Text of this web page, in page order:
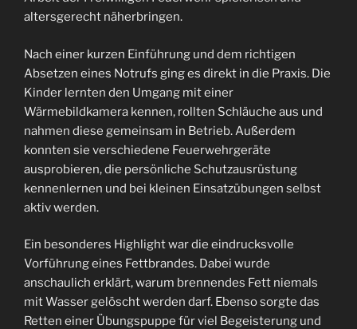
altersgerecht näherbringen.
Nach einer kurzen Einführung und dem richtigen
Absetzen eines Notrufs ging es direkt in die Praxis. Die
Kinder lernten den Umgang mit einer
Wärmebildkamera kennen, rollten Schläuche aus und
nahmen diese gemeinsam in Betrieb. Außerdem
konnten sie verschiedene Feuerwehrgeräte
ausprobieren, die persönliche Schutzausrüstung
kennenlernen und bei kleinen Einsatzübungen selbst
aktiv werden.
Ein besonderes Highlight war die eindrucksvolle
Vorführung eines Fettbrandes. Dabei wurde
anschaulich erklärt, warum brennendes Fett niemals
mit Wasser gelöscht werden darf. Ebenso sorgte das
Retten einer Übungspuppe für viel Begeisterung und